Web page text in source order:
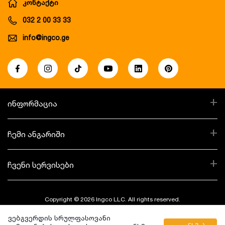
კონტაქტი
032 2 00 33 33
info@ingco.ge
+
ინფორმაცია
+
ჩემი ანგარიში
+
ჩვენი სერვისები
Copyright © 2026 Ingco LLC. All rights reserved.
Created By:
ვებგვერდის სრულფასოვანი